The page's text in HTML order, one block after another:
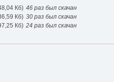
Кб) 46 раз был скачан
Кб) 30 раз был скачан
Кб) 24 раз был скачан